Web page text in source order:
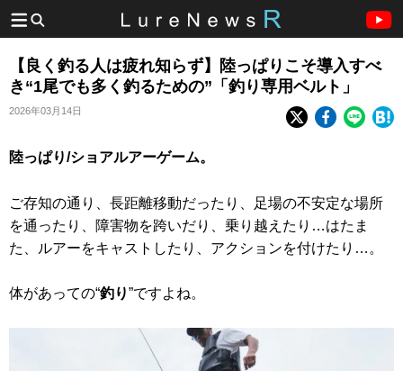
【良く釣る人は疲れ知らず】陸っぱりこそ導入すべ
き“1尾でも多く釣るための”「釣り専用ベルト」
2026年03月14日
陸っぱり/ショアルアーゲーム。
ご存知の通り、長距離移動だったり、足場の不安定な場所
を通ったり、障害物を跨いだり、乗り越えたり…はたま
た、ルアーをキャストしたり、アクションを付けたり…。
体があっての“釣り”ですよね。